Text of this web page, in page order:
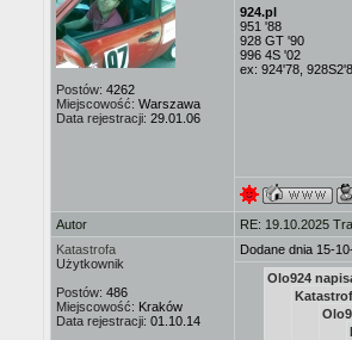
Postów: 4262
Miejscowość: Warszawa
Data rejestracji: 29.01.06
924.pl
951 '88
928 GT '90
996 4S '02
ex: 924'78,
Autor
RE: 19.10.2025
Katastrofa
Użytkownik
Postów: 486
Miejscowość: Kraków
Data rejestracji: 01.10.14
Dodane dnia 15-
Olo924